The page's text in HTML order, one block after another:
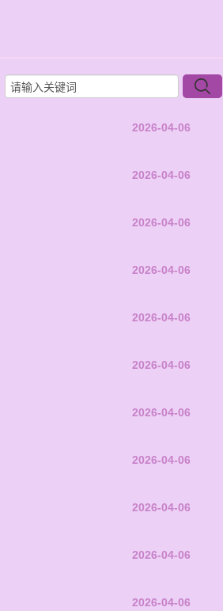
2026-04-06
2026-04-06
2026-04-06
2026-04-06
2026-04-06
2026-04-06
2026-04-06
2026-04-06
2026-04-06
2026-04-06
2026-04-06